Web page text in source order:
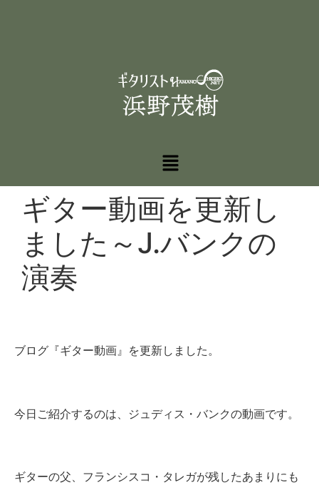
ギター動画を更新し
ました～J.バンクの
演奏
ブログ『ギター動画』を更新しました。
今日ご紹介するのは、ジュディス・バンクの動画です。
ギターの父、フランシスコ・タレガが残したあまりにも